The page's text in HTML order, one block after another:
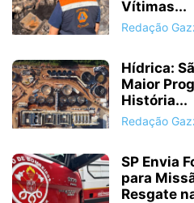
Vítimas...
Redação
Hídrica:
Maior
História...
Redação
SP Envia
para
Resgate